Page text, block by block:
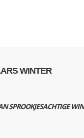
WINTER
SPROOKJESACHTIGE